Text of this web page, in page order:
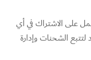
على الاشتراك في أي
لتتبع الشحنات وإدارة